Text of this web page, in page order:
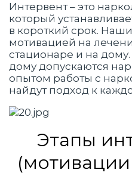
Интервент – это
который
в короткий срок.
мотивацией на
стационаре и на
дому допускаются
опытом работы с
найдут подход к
Этапы